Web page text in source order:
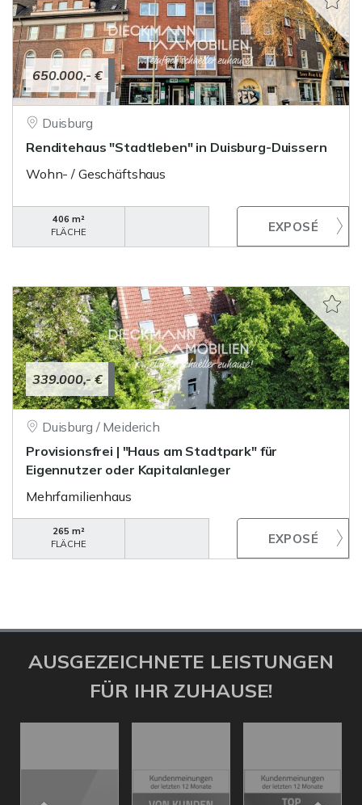
650.000,- €
Duisburg
Renditehaus "Stadtleben" in Duisburg-Duissern
Wohn- / Geschäftshaus
406 m²
FLÄCHE
339.000,- €
Duisburg / Meiderich
Provisionsfrei | "Haus am Stadtpark" für
Eigennutzer oder Kapitalanleger
Mehrfamilienhaus
265 m²
FLÄCHE
AUSGEZEICHNETE LEISTUNGEN
FÜR IHR ZUHAUSE!